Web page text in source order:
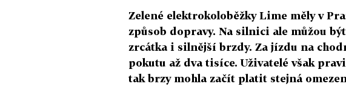
Zelené elektrokoloběžky Lime měly v
způsob dopravy. Na silnici ale můžou
zrcátka i silnější brzdy. Za jízdu na
pokutu až dva tisíce. Uživatelé však
tak brzy mohla začít platit stejná